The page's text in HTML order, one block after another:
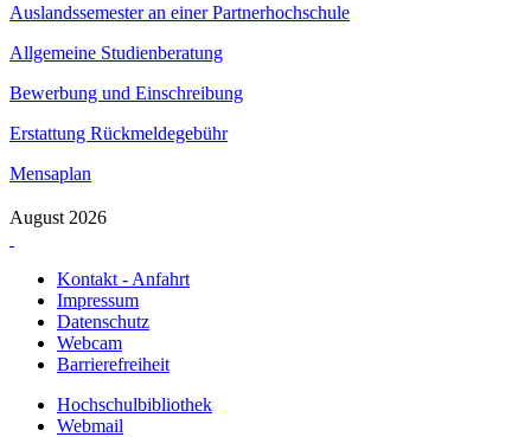
Auslandssemester an einer Partnerhochschule
Allgemeine Studienberatung
Bewerbung und Einschreibung
Erstattung Rückmeldegebühr
Mensaplan
August 2026
Kontakt - Anfahrt
Impressum
Datenschutz
Webcam
Barrierefreiheit
Hochschulbibliothek
Webmail